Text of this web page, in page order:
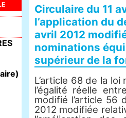
Circulaire du 11
l’application du
avril 2012
nominations
supérieur de la
L’article 68 de la
l’égalité réelle
modifié l’article 56
2012 modifiée